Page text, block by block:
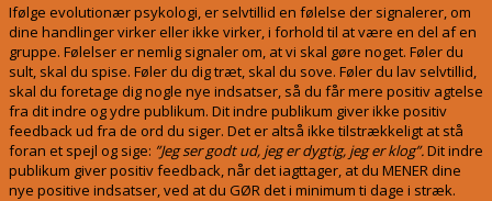
Ifølge evolutionær psykologi, er selvtillid en følelse der signalerer, om
dine handlinger virker eller ikke virker, i forhold til at være en del af en
gruppe. Følelser er nemlig signaler om, at vi skal gøre noget. Føler du
sult, skal du spise. Føler du dig træt, skal du sove. Føler du lav selvtillid,
skal du foretage dig nogle nye indsatser, så du får mere positiv agtelse
fra dit indre og ydre publikum. Dit indre publikum giver ikke positiv
feedback ud fra de ord du siger. Det er altså ikke tilstrækkeligt at stå
foran et spejl og sige: ”Jeg ser godt ud, jeg er dygtig, jeg er klog”.Dit indre
publikum giver positiv feedback, når det iagttager, at du MENER dine
nye positive indsatser, ved at du GØR det i minimum ti dage i stræk.